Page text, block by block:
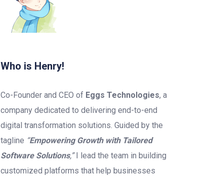
Who is Henry!
Co-Founder and CEO of Eggs Technologies, a
company dedicated to delivering end-to-end
digital transformation solutions. Guided by the
tagline “Empowering Growth with Tailored
Software Solutions,”I lead the team in building
customized platforms that help businesses